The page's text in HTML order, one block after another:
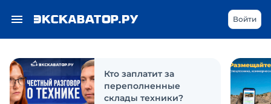
Войти
Кто заплатит за
переполненные
склады техники?